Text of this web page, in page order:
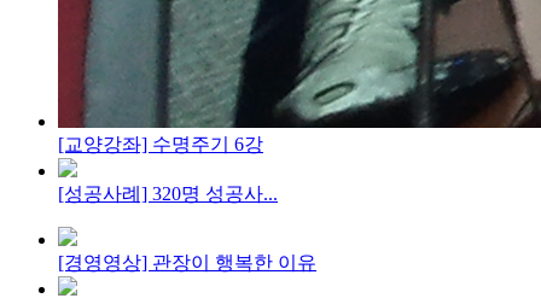
[교양강좌] 수명주기 6강
[성공사례] 320명 성공사...
[경영영상] 관장이 행복한 이유